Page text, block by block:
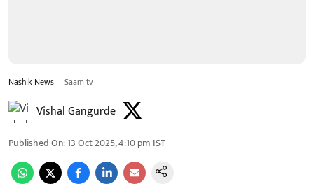
Nashik News Saam tv
Vishal Gangurde
Published On:13 Oct 2025, 4:10 pm IST